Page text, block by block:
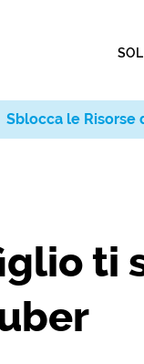
ti
Sblocca le Risorse